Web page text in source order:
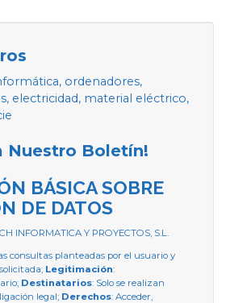
ordenadores,
electricidad, material eléctrico,
Nuestro Boletín!
BÁSICA SOBRE
DE DATOS
INFORMATICA Y PROYECTOS, S.L.
consultas planteadas por el usuario y
Legitimación:
Destinatarios: Solo se realizan
legal; Derechos: Acceder,